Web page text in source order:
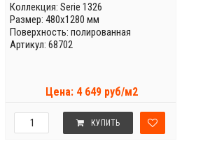
Коллекция: Serie 1326
Размер: 480x1280 мм
Поверхность: полированная
Артикул: 68702
Цена: 4 649 руб/м2
КУПИТЬ